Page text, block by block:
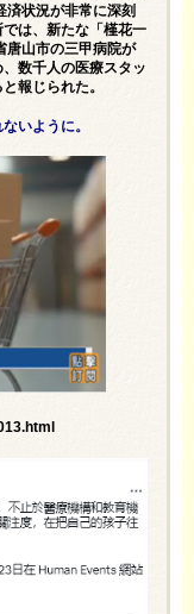
済状況が非常に深刻
は、新たな「槿花一
唐山市の三甲病院が
数千人の医療スタッ
報じられた。
いように。